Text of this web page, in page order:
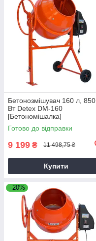
Бетонозмішувач 160 л, 850
Вт Detex DM-160
[Бетономішалка]
Готово до відправки
9 199 ₴ 11 498,75 ₴
Купити
–20%